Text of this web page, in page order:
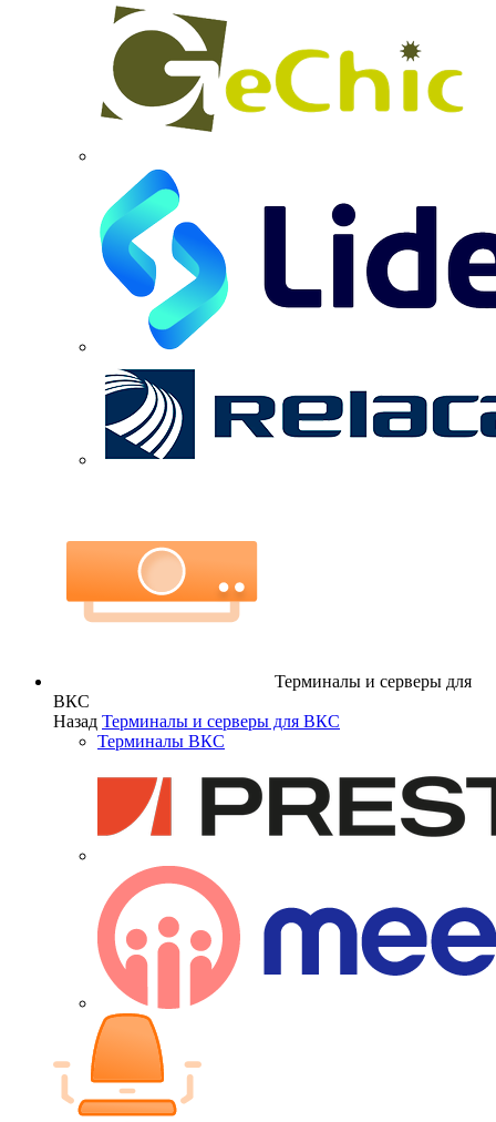
Терминалы и серверы для
ВКС
Назад Терминалы и серверы для ВКС
Терминалы ВКС